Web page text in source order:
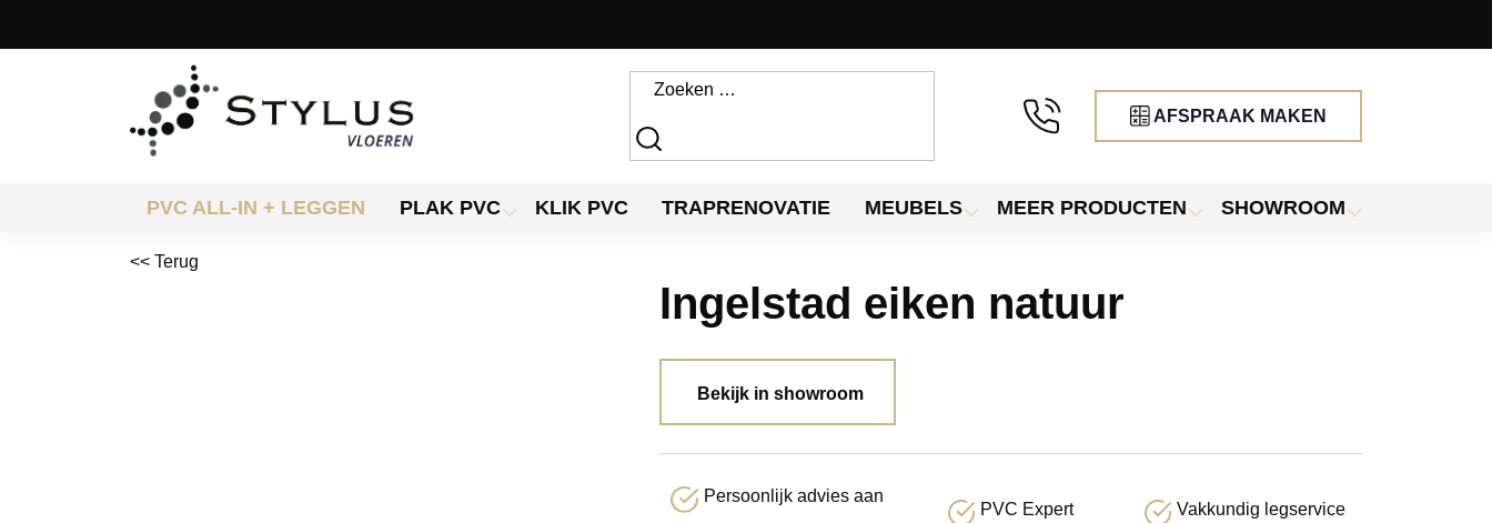
AFSPRAAK MAKEN
PVC ALL-IN + LEGGEN PLAK PVC KLIK PVC TRAPRENOVATIE MEUBELS MEER PRODUCTEN SHOWROOM
<< Terug
Ingelstad eiken natuur
Bekijk in showroom
Persoonlijk advies aan
PVC Expert Vakkundig legservice